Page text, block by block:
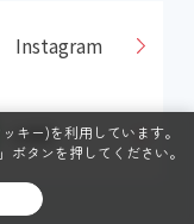
Instagram
LINE
キー)を利用しています。
ボタンを押してください。